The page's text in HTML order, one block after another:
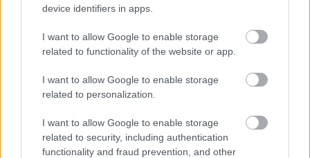
device identifiers in apps.
I want to allow Google to enable storage
related to functionality of the website or app.
I want to allow Google to enable storage
related to personalization.
I want to allow Google to enable storage
related to security, including authentication
functionality and fraud prevention, and other
περισσότερα
|| Οικονομία